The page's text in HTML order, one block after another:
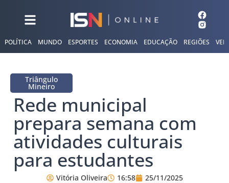
POLÍTICA MUNDO ESPORTES ECONOMIA EDUCAÇÃO REGIÕES
Triângulo
Mineiro
Rede municipal
prepara semana com
atividades culturais
para estudantes
Vitória Oliveira 16:58 25/11/2025